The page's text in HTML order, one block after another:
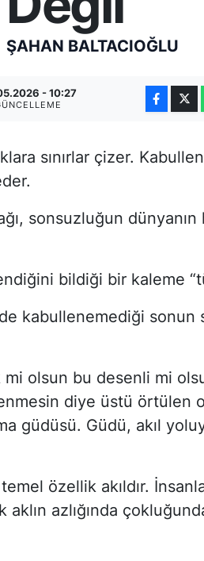
ŞAHAN BALTACIOĞLU
- 10:27
sınırlar çizer.
sonsuzluğun
bildiği bir kaleme
kabullenemediği
mi olsun bu desenli mi
diye üstü örtülen
güdüsü. Güdü, akıl
özellik akıldır.
aklın azlığında